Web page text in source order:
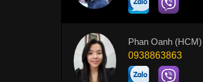
Phan Oanh (HCM)
0938863863